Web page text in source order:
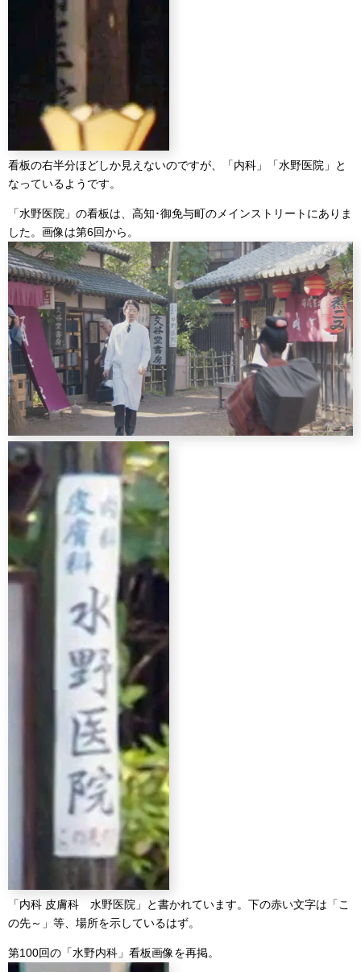
看板の右半分ほどしか見えないのですが、「内科」「水野医院」と
なっているようです。
「水野医院」の看板は、高知･御免与町のメインストリートにありま
した。画像は第6回から。
「内科 皮膚科 水野医院」と書かれています。下の赤い文字は「こ
の先～」等、場所を示しているはず。
第100回の「水野内科」看板画像を再掲。